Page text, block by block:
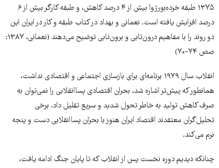
۱۳۷۵ طبقه خرده‌بورژوا بیش از ۴ درصد کاهش، و طبقه کارگر بیش از ۶
درصد افزایش یافته است. نعمانی و بهداد در کتاب طبقه و کار در ایران این
دو روند را با مفاهیم درون‌تابی و برون‌تابی توضیح می‌دهند (نعمانی، ۱۳۸۷:
صص ۷۴-۷۰)
انقلاب سال ۱۹۷۹ برنامه‌ای برای بازسازی اجتماعی و اقتصادی نداشت،
همانطور که پیش‌تر اشاره شد، بحران اقتصادی پساانقلابی را نمی‌توان به
صرف کاهش تولید به خاطر تحول شدید و سریع تقلیل داد. برخی
تحلیل‌گران معتقدند اقتصاد ایران هنوز با بحران پساانقلابی دست و پنجه
نرم می‌کند.
چنانکه دیدیم دوره نخست پس از انقلاب که تا پایان جنگ ادامه یافت،